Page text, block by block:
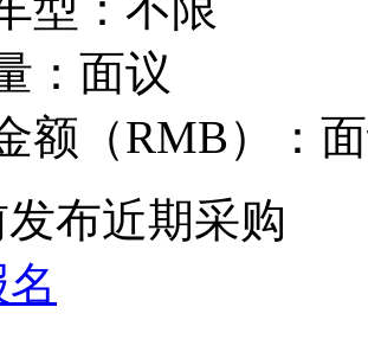
： 面议
额（RMB）：
布近期采购